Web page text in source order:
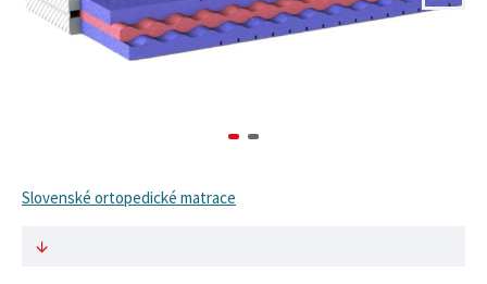
Slovenské ortopedické matrace